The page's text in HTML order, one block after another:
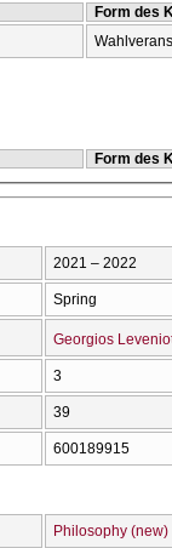
Form des
Form des
2021 – 2022
Spring
Georgios
3
39
600189915
Philosophy (new)